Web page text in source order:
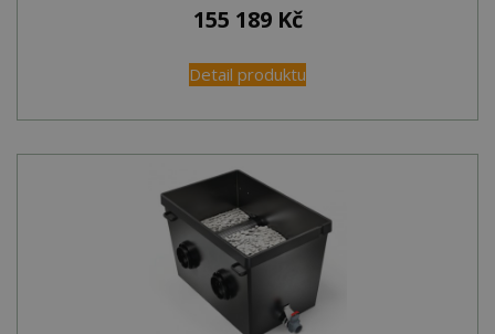
155 189 Kč
Detail produktu